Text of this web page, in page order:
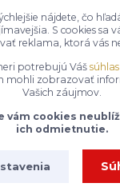
e-shop,
a ženy na
si objedná
našich
obuvi tak
nájdete, čo
S cookies sa
reklama, ktorá vás
potrebujú Vášsúhlas
mohli zobrazovať
Vašich záujmov.
vám cookies
ich odmietnutie.